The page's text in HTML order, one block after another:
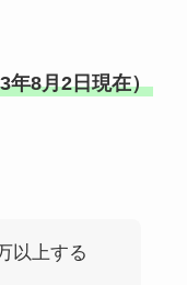
年8月2日現在）
以上する